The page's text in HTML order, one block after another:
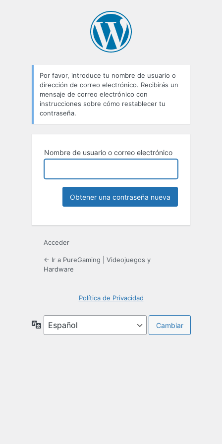
Por favor, introduce tu nombre de usuario o
dirección de correo electrónico. Recibirás un
mensaje de correo electrónico con
instrucciones sobre cómo restablecer tu
contraseña.
Nombre de usuario o correo electrónico
Acceder
← Ir a PureGaming | Videojuegos y
Hardware
Política de Privacidad
Idioma